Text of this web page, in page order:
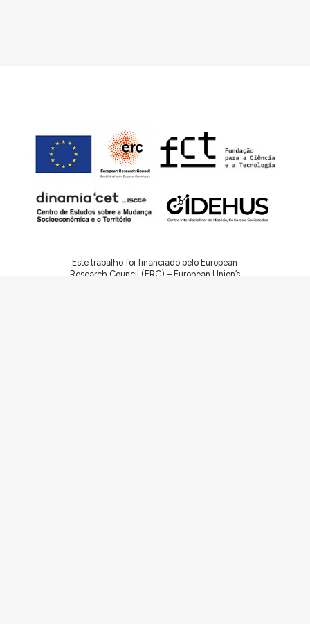
Este trabalho foi financiado pelo European
Research Council (ERC) – European Union’s